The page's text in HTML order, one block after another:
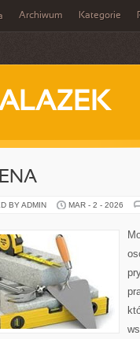
Archiwum Kategorie
BY ADMIN MAR - 2 - 2026